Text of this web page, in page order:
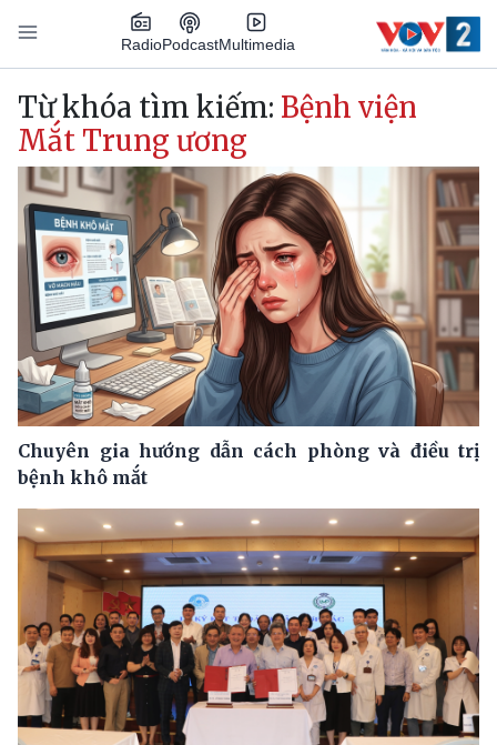
Nhảy đến nội dung
RadioPodcastMultimedia
Main navigation
Từ khóa tìm kiếm: Bệnh viện
Mắt Trung ương
Chuyên gia hướng dẫn cách phòng và điều trị
bệnh khô mắt